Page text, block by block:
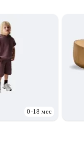
0-18 мес